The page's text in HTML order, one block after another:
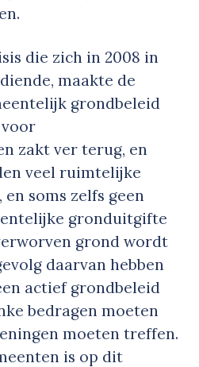
die zich in 2008 in
maakte de
grondbeleid
zakt ver terug, en
veel ruimtelijke
soms zelfs geen
gronduitgifte
grond wordt
daarvan hebben
actief grondbeleid
bedragen moeten
moeten treffen.
is op dit